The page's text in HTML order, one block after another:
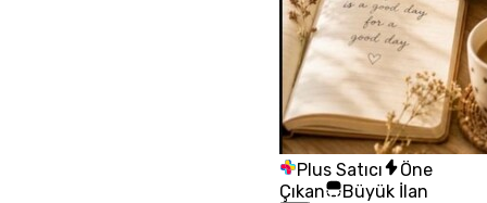
Plus Satıcı
Öne
Çıkan
Büyük İlan